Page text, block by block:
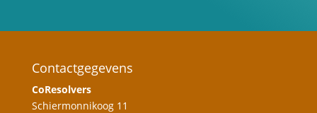
Contactgegevens
CoResolvers
Schiermonnikoog 11